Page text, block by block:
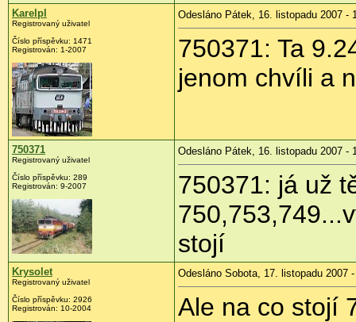
Karelpl
Registrovaný uživatel
Číslo příspěvku: 1471
Registrován: 1-2007
Odesláno Pátek, 16. listopadu 2007 -
750371: Ta
jenom chvíli a
750371
Registrovaný uživatel
Číslo příspěvku: 289
Registrován: 9-2007
Odesláno Pátek, 16. listopadu 2007 -
750371: já už
stojí
Krysolet
Registrovaný uživatel
Číslo příspěvku: 2926
Registrován: 10-2004
Odesláno Sobota, 17. listopadu 2007
Ale na co stojí